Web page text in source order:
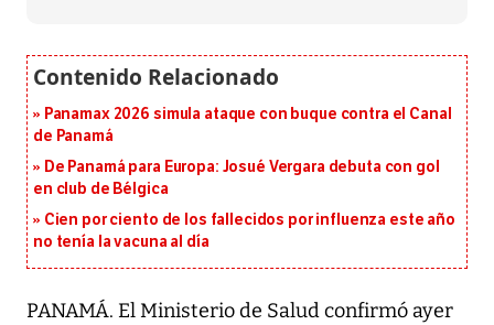
Panamax 2026 simula ataque con buque contra el Canal
de Panamá
De Panamá para Europa: Josué Vergara debuta con gol
en club de Bélgica
Cien por ciento de los fallecidos por influenza este año
no tenía la vacuna al día
PANAMÁ. El Ministerio de Salud confirmó ayer